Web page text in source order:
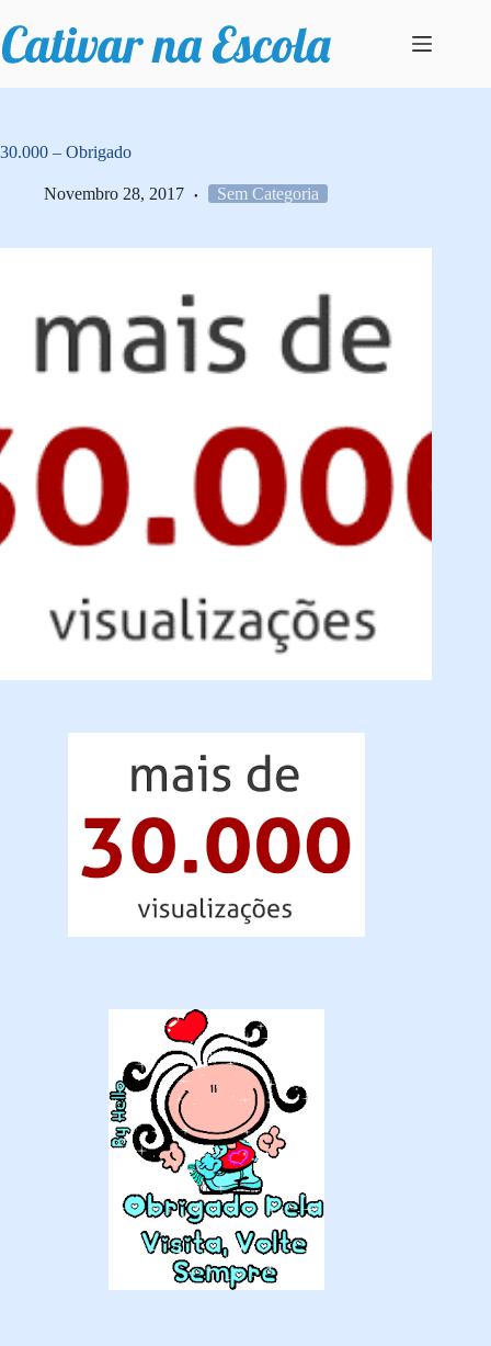
para
o
conteúdo
30.000 – Obrigado
Novembro 28, 2017 Sem Categoria